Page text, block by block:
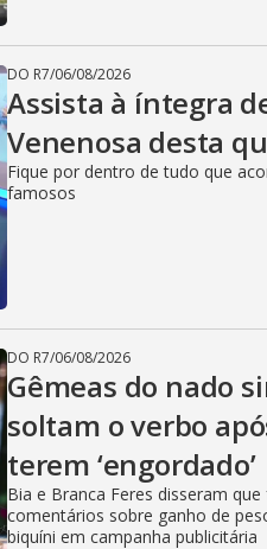
DO R7/06/08/2026
Assista à íntegra
Venenosa desta
Fique por dentro de tudo que
famosos
DO R7/06/08/2026
Gêmeas do nado
soltam o verbo
terem ‘engordado’
Bia e Branca Feres disseram
comentários sobre ganho de
biquíni em campanha publicitária